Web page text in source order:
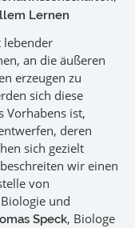
Lernen
lebender
an die äußeren
erzeugen zu
sich diese
Vorhabens ist,
deren
sich gezielt
wir einen
von
und
Speck, Biologe